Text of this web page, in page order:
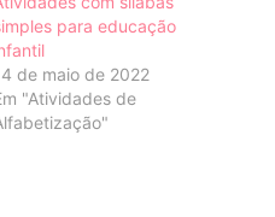
para educação
de maio de 2022
"Atividades de